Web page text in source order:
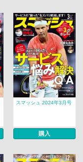
スマッシュ 2024年3月号
購入